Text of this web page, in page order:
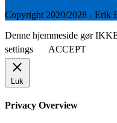
Copyright 2020/2028 - Erik
Denne hjemmeside gør
settings
ACCEPT
Luk
Privacy Overview